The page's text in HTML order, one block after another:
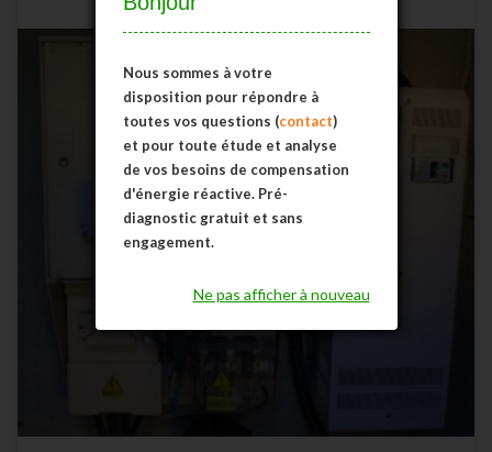
Nous sommes à votre
disposition pour répondre à
toutes vos questions (contact)
et pour toute étude et analyse
de vos besoins de compensation
d'énergie réactive. Pré-
diagnostic gratuit et sans
engagement.
Ne pas afficher à nouveau